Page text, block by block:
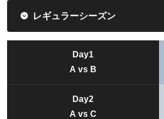
レギュラーシーズン
Day1
A vs B
Day2
A vs C